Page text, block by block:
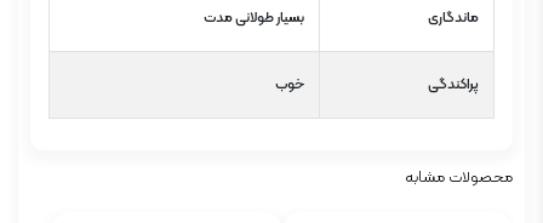
ماندگاری بسیار طولانی مدت
پراکندگی خوب
محصولات مشابه